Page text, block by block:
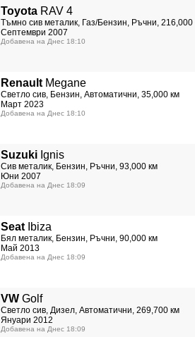
Toyota RAV 4
Тъмно сив металик, Газ/Бензин, Ръчни, 216,000
Септември 2007
Добавена на Днес 18:10
Renault Megane
Светло сив, Бензин, Автоматични, 35,000 км
Март 2023
Добавена на Днес 18:10
Suzuki Ignis
Сив металик, Бензин, Ръчни, 93,000 км
Юни 2007
Добавена на Днес 18:09
Seat Ibiza
Бял металик, Бензин, Ръчни, 90,000 км
Май 2013
Добавена на Днес 18:09
VW Golf
Светло сив, Дизел, Автоматични, 269,700 км
Януари 2012
Добавена на Днес 18:09